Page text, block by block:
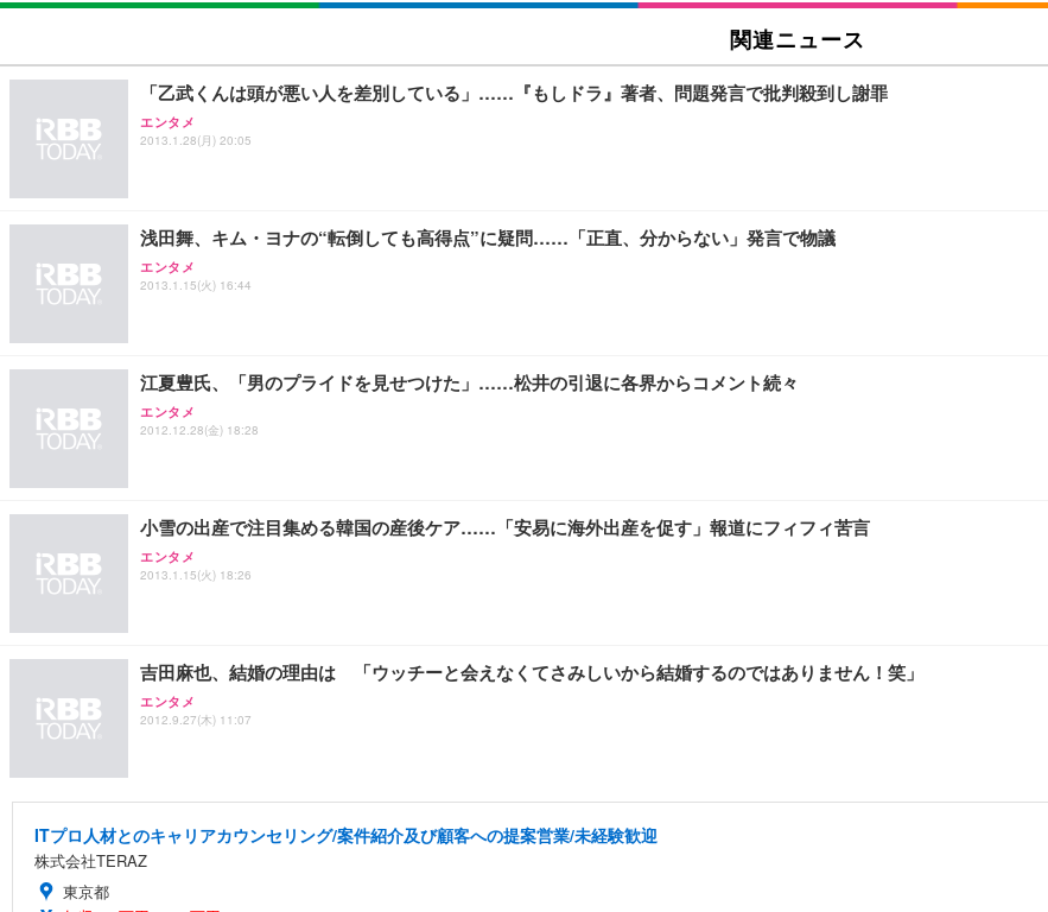
[EdoErgo] オフィスチェア 椅子 テレワーク 疲れない 跳ね上げ式アームレスト コンパクト 約105度ロッキング pc 事務椅子 360度
￥5,699
Sezlife オフィスチェア デスクチェア 疲れない テレワーク チェア 強化バックレスト 30度ロッキング機能 人間工学 椅子 腰サポー
ANDWINT オフィスチェア デスクチェア 肘なし メッシュ 通気性 ランバーサポート付き 腰サポート ガス圧無段階昇降 360度回転
EIZO ビジネス向けプレミアムモニター | FlexScan EV3240X-WT | 31.5型4K UHD・USB Type-C・ホワイト
￥105,595
Amazonベーシック ペットシーツ 薄型 レギュラー 1回使い捨て 無香料 ホワイト 300枚
￥3,373
関連ニュース
「乙武くんは頭が悪い人を差別している」……『もしドラ』著者、問題発言で批判殺到し謝罪
エンタメ
2013.1.28(月) 20:05
浅田舞、キム・ヨナの“転倒しても高得点”に疑問……「正直、分からない」発言で物議
エンタメ
2013.1.15(火) 16:44
江夏豊氏、「男のプライドを見せつけた」……松井の引退に各界からコメント続々
エンタメ
2012.12.28(金) 18:28
小雪の出産で注目集める韓国の産後ケア……「安易に海外出産を促す」報道にフィフィ苦言
エンタメ
2013.1.15(火) 18:26
吉田麻也、結婚の理由は 「ウッチーと会えなくてさみしいから結婚するのではありません！笑」
エンタメ
2012.9.27(木) 11:07
ITプロ人材とのキャリアカウンセリング/案件紹介及び顧客への提案営業/未経験歓迎
株式会社TERAZ
東京都